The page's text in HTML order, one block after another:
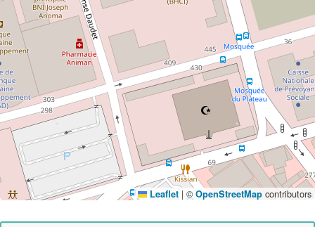
Leaflet | © OpenStreetMap contributors